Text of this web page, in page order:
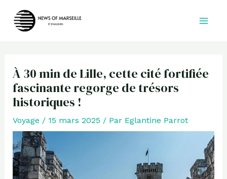
À 30 min de Lille, cette cité fortifiée
fascinante regorge de trésors
historiques !
Voyage / 15 mars 2025 / Par Eglantine Parrot